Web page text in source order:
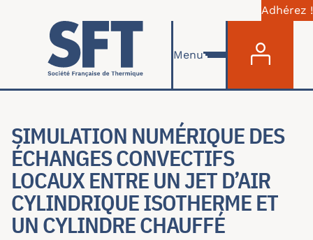
Aller au contenu principal
Adhérez !
Menu
SIMULATION NUMÉRIQUE DES
ÉCHANGES CONVECTIFS
LOCAUX ENTRE UN JET D’AIR
CYLINDRIQUE ISOTHERME ET
UN CYLINDRE CHAUFFÉ